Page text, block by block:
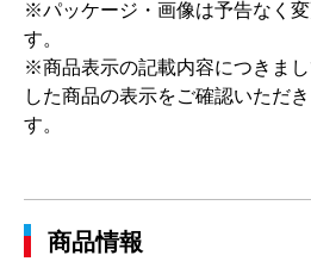
※パッケージ・画像は予告なく
す。
※商品表示の記載内容につきま
した商品の表示をご確認いただ
す。
商品情報